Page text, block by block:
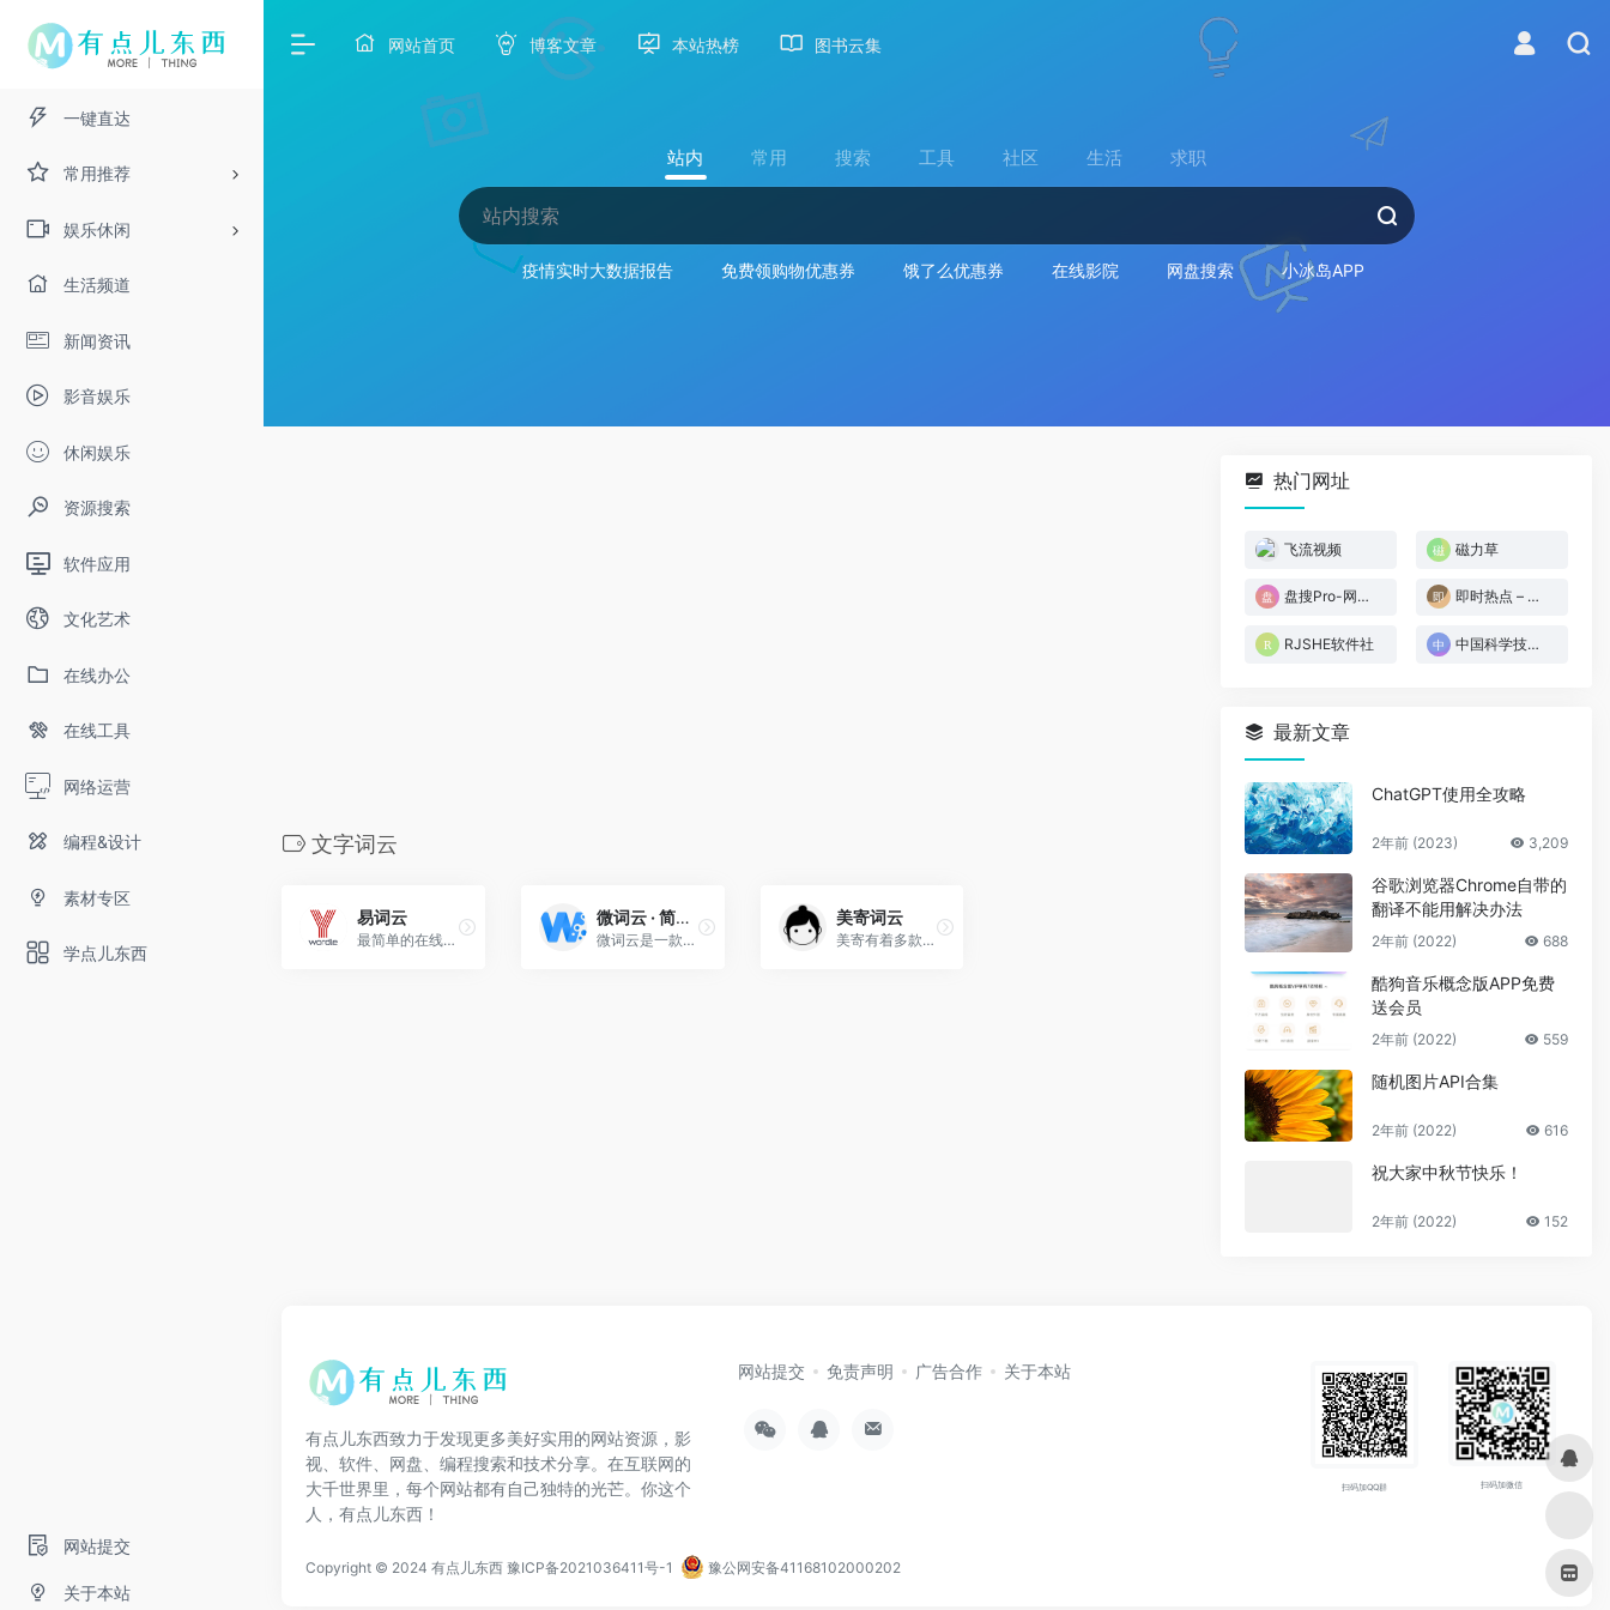
一键直达
常用推荐
娱乐休闲
生活频道
新闻资讯
影音娱乐
休闲娱乐
资源搜索
软件应用
文化艺术
在线办公
在线工具
网络运营
编程&设计
素材专区
学点儿东西
网站提交
关于本站
网站首页 博客文章 本站热榜 图书云集
站内 常用 搜索 工具 社区 生活 求职
疫情实时大数据报告 免费领购物优惠券 饿了么优惠券 在线影院 网盘搜索 小冰岛APP
文字词云
易词云
最简单的在线生成中文字云的网站
微词云 · 简单强大的文字云艺术生成器
微词云是一款实用性强、简单的在线文字云、在线词云图生成器
美寄词云
美寄有着多款在线图片处理神器,
热门网址
飞流视频 磁力草
盘搜Pro-网盘搜索 即时热点 – 正在发生的事
RJSHE软件社 中国科学技术大学测速网站
最新文章
ChatGPT使用全攻略
2年前 (2023) 3,209
谷歌浏览器Chrome自带的
翻译不能用解决办法
2年前 (2022) 688
酷狗音乐概念版APP免费
送会员
2年前 (2022) 559
随机图片API合集
2年前 (2022) 616
祝大家中秋节快乐！
2年前 (2022) 152
有点儿东西致力于发现更多美好实用的网站资源，影
视、软件、网盘、编程搜索和技术分享。在互联网的
大千世界里，每个网站都有自己独特的光芒。你这个
人，有点儿东西！
网站提交 免责声明 广告合作 关于本站
扫码加QQ群 扫码加微信
Copyright © 2024 有点儿东西 豫ICP备2021036411号-1 豫公网安备41168102000202